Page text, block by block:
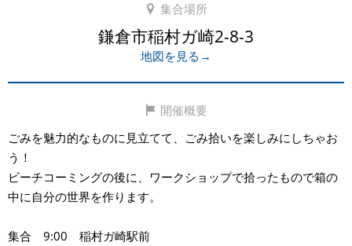
集合場所
鎌倉市稲村ガ崎2-8-3
地図を見る→
開催概要
ごみを魅力的なものに見立てて、ごみ拾いを楽しみにしちゃお
う！
ビーチコーミングの後に、ワークショップで拾ったもので箱の
中に自分の世界を作ります。
集合 9:00 稲村ガ崎駅前